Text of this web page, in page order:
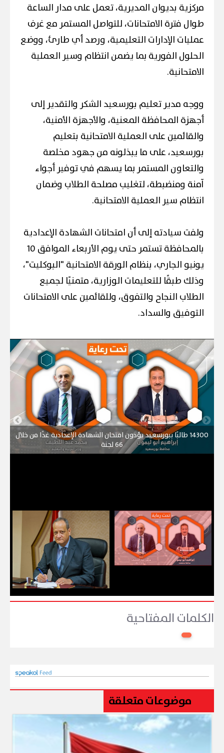
مركزية بديوان المديرية، تعمل على مدار الساعة
طوال فترة الامتحانات، للتواصل المستمر مع غرف
عمليات الإدارات التعليمية، ورصد أي طارئ، ووضع
الحلول الفورية بما يضمن انتظام وسير العملية
الامتحانية.
ووجه مدير تعليم بورسعيد الشكر والتقدير إلى
أجهزة المحافظة المعنية، والأجهزة الأمنية،
والقائمين على العملية الامتحانية بتعليم
بورسعيد، على ما يبذلونه من جهود مخلصة
والتعاون المستمر بما يسهم في توفير أجواء
آمنة ومنضبطة، لتغليب مصلحة الطلاب وضمان
انتظام سير العملية الامتحانية.
ولفت سيادته إلى أن امتحانات الشهادة الإعدادية
بالمحافظة تستمر حتى يوم الأربعاء الموافق 10
يونيو الجاري، بنظام الورقة الامتحانية "البوكليت"،
وذلك طبقًا للتعليمات الوزارية، متمنيًا لجميع
الطلاب النجاح والتفوق، وللقائمين على الامتحانات
التوفيق والسداد.
14300 طالبًا ببورسعيد يؤدون امتحان الشهادة الإعدادية غدًا من خلال
66 لجنة
الكلمات المفتاحية
موضوعات متعلقة